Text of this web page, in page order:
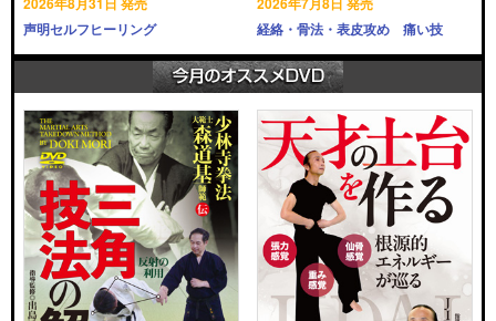
声明セルフヒーリング
経絡・骨法・表皮攻め 痛い技